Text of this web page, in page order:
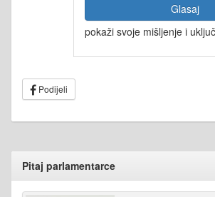
Glasaj
pokaži svoje mišljenje i
Podijeli
Pitaj parlamentarce